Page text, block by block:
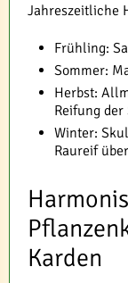
Jahreszeitliche
Frühling:
Sommer:
Herbst:
Reifung der
Winter:
Raureif
Karden